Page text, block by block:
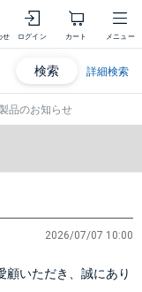
せ ログイン カート メニュー
検索 詳細検索
品のお知らせ
2026/07/07 10:00
顧いただき、誠にあり